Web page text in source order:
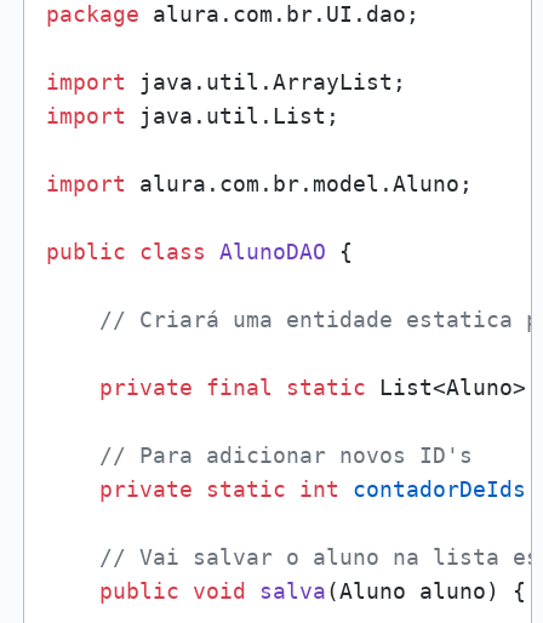
package alura.com.br.UI.dao;
import
import java.util.List;
import alura.com.br.model.Aluno;
public class AlunoDAO {
// Criará uma entidade estatica
private final static
// Para adicionar novos ID's
private
static int contadorDeIds
// Vai salvar o aluno na lista
public
void salva(Aluno aluno) {